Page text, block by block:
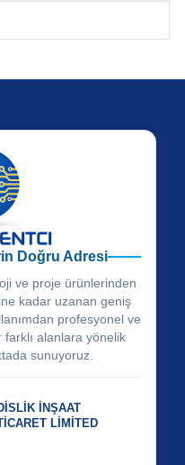
Doğru Adresi
ve proje ürünlerinden
kadar uzanan geniş
profesyonel ve
alanlara yönelik
sunuyoruz.
İNŞAAT
LİMİTED